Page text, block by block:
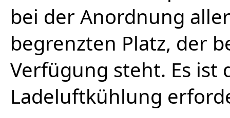
bei der Anordnung
begrenzten Platz, der
Verfügung steht. Es ist
Ladeluftkühlung